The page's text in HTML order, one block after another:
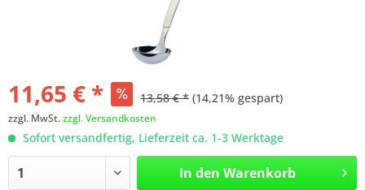
11,65 € * 13,58 € * (14,21% gespart)
zzgl. MwSt.zzgl. Versandkosten
Sofort versandfertig, Lieferzeit ca. 1-3 Werktage
In den Warenkorb